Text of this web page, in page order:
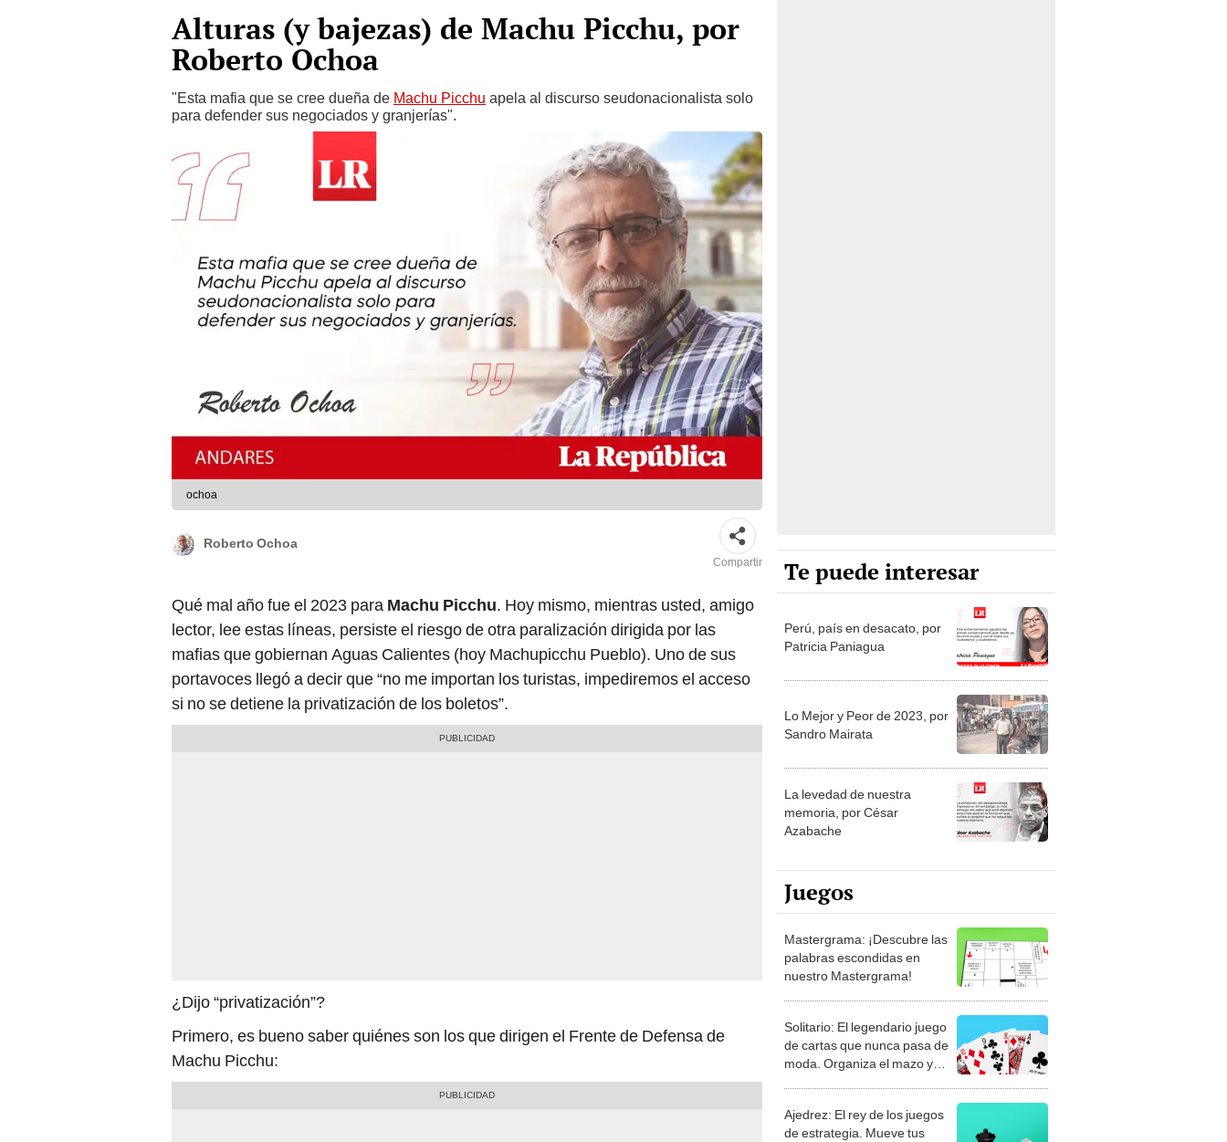
Alturas (y bajezas) de Machu Picchu, por
Roberto Ochoa
"Esta mafia que se cree dueña de Machu Picchu apela al discurso seudonacionalista solo
para defender sus negociados y granjerías".
ochoa
Roberto Ochoa
Compartir
Qué mal año fue el 2023 para Machu Picchu. Hoy mismo, mientras usted, amigo
lector, lee estas líneas, persiste el riesgo de otra paralización dirigida por las
mafias que gobiernan Aguas Calientes (hoy Machupicchu Pueblo). Uno de sus
portavoces llegó a decir que “no me importan los turistas, impediremos el acceso
si no se detiene la privatización de los boletos”.
¿Dijo “privatización”?
Primero, es bueno saber quiénes son los que dirigen el Frente de Defensa de
Machu Picchu:
Te puede interesar
Perú, país en desacato, por
Patricia Paniagua
Lo Mejor y Peor de 2023, por
Sandro Mairata
La levedad de nuestra
memoria, por César
Azabache
Juegos
Mastergrama: ¡Descubre las
palabras escondidas en
nuestro Mastergrama!
Solitario: El legendario juego
de cartas que nunca pasa de
moda. Organiza el mazo y
Ajedrez: El rey de los juegos
de estrategia. Mueve tus